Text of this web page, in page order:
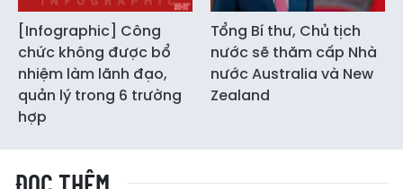
[Infographic] Công
chức không được bổ
nhiệm làm lãnh đạo,
quản lý trong 6 trường
hợp
Tổng Bí thư, Chủ tịch
nước sẽ thăm cấp Nhà
nước Australia và New
Zealand